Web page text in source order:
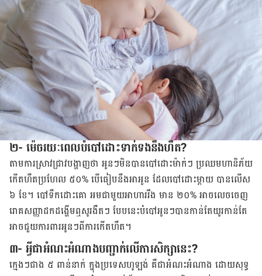
២- ម៉េចរយៈពេលបំបៅដោះទាក់ទងនឹងហឺត?
តាម​ការ​ស្រាវជ្រាវ​បង្ហាញ​ថា អូនៗ​មិន​បាន​បៅដោះ​ម៉ាក់ៗ ប្រឈម​ហានិភ័យ​
កើត​​ហឺត​ប្រហែល​ ៥០% បើ​ធៀប​នឹង​អាអូន ដែល​បៅ​​​​ដោះ​ម្តាយ ​បាន​លើស
៦ ខែ។ បៅ​ទឹក​ដោះ​គោ​ អម​ជាមួយ​អាហារ​រឹង មាន ២០% អាច​លេច​ចេញ​
រោគ​សញ្ញា​ដក​ដង្ហើម​ឮ​សូរ​ងឺតៗ បែប​នេះ​បំបៅ​អូនៗ​បាន​កាន់​តែយូរ​កាន់​តែ​
អាច​ជួយ​ការពារ​អូនៗ​ពី​ការ​កើត​ហឺត។
៣- អ្វីជាអំណះអំណាងបញ្ជាក់លើការសិក្សានេះ?
ក្មេងៗ​ជាង ៥ ពាន់​នាក់ ក្នុង​ប្រទេស​ហូឡង់ គឺ​ជា​អំណះ​អំណាង ដោយ​សុទ្ធ​